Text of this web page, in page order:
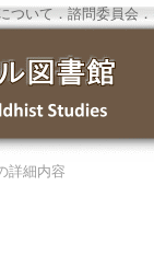
ついて ． 諮問委員会 ．
詳細内容